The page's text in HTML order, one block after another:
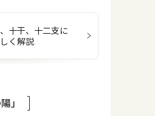
十干、十二支に
く解説
」